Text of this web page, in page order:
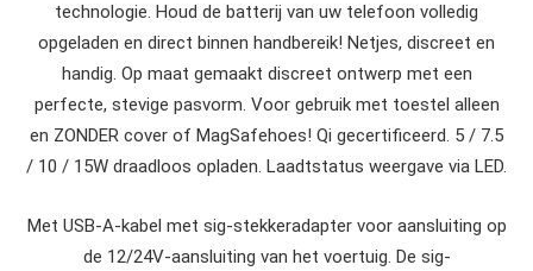
technologie. Houd de batterij van uw telefoon volledig
opgeladen en direct binnen handbereik! Netjes, discreet en
handig. Op maat gemaakt discreet ontwerp met een
perfecte, stevige pasvorm. Voor gebruik met toestel alleen
en ZONDER cover of MagSafehoes! Qi gecertificeerd. 5 / 7.5
/ 10 / 15W draadloos opladen. Laadtstatus weergave via LED.
Met USB-A-kabel met sig-stekkeradapter voor aansluiting op
de 12/24V-aansluiting van het voertuig. De sig-